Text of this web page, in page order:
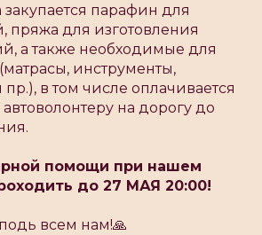
закупается парафин для
пряжа для изготовления
а также необходимые для
инструменты,
в том числе оплачивается
на дорогу до
помощи при нашем
до 27 МАЯ 20:00!
всем нам!🙏